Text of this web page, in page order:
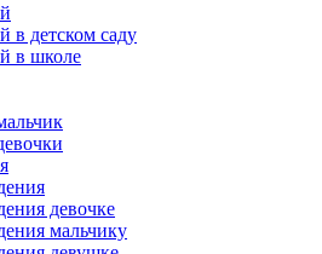
детском саду
в школе
девочке
мальчику